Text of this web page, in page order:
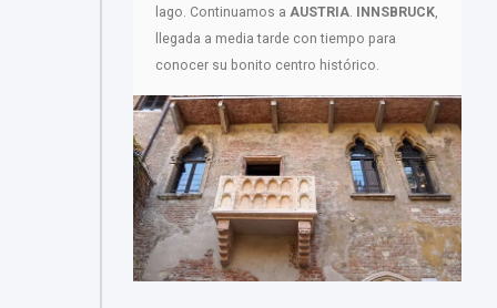
lago. Continuamos a AUSTRIA. INNSBRUCK,
llegada a media tarde con tiempo para
conocer su bonito centro histórico.